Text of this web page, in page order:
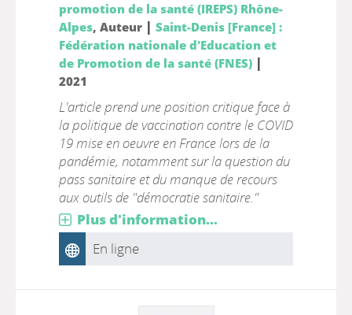
promotion de la santé (IREPS) Rhône-
Alpes, Auteur | Saint-Denis [France] :
Fédération nationale d'Education et
de Promotion de la santé (FNES)|
2021
L'article prend une position critique face à
la politique de vaccination contre le COVID
19 mise en oeuvre en France lors de la
pandémie, notamment sur la question du
pass sanitaire et du manque de recours
aux outils de "démocratie sanitaire."
Plus d'information...
En ligne